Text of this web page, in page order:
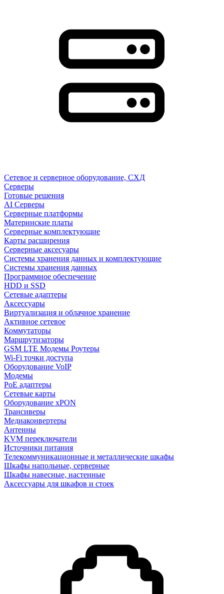
Сетевое и серверное оборудование, СХД
Cерверы
Готовые решения
AI Серверы
Серверные платформы
Материнские платы
Серверные комплектующие
Карты расширения
Серверные аксесуары
Системы хранения данных и комплектующие
Системы хранения данных
Программное обеспечение
HDD и SSD
Сетевые адаптеры
Аксессуары
Виртуализация и облачное хранение
Активное сетевое
Коммутаторы
Маршрутизаторы
GSM LTE Модемы Роутеры
Wi-Fi точки доступа
Оборудование VoIP
Модемы
PoE адаптеры
Сетевые карты
Оборудование xPON
Трансиверы
Медиаконвертеры
Антенны
KVM переключатели
Источники питания
Телекоммуникационные и металлические шкафы
Шкафы напольные, серверные
Шкафы навесные, настенные
Аксессуары для шкафов и стоек